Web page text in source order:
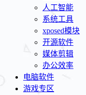
人工智能
系统工具
xposed模块
开源软件
媒体剪辑
办公效率
电脑软件
游戏专区